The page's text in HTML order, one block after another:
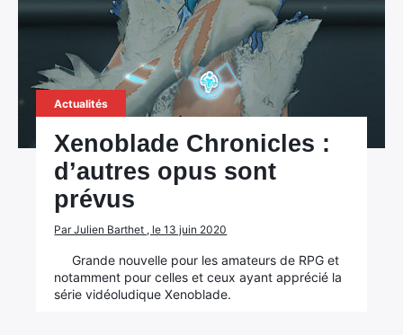
Actualités
Xenoblade Chronicles :
d’autres opus sont
prévus
Par Julien Barthet , le 13 juin 2020
Grande nouvelle pour les amateurs de RPG et
notamment pour celles et ceux ayant apprécié la
série vidéoludique Xenoblade.
Rechercher